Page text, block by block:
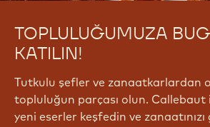
TOPLULUĞUMUZA
KATILIN!
Tutkulu şefler ve zanaatkarlardan
topluluğun parçası olun. Callebaut
yeni eserler keşfedin ve